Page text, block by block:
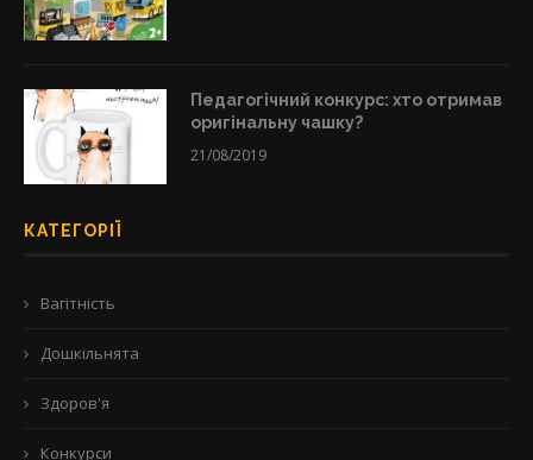
Педагогічний конкурс: хто отримав
оригінальну чашку?
21/08/2019
КАТЕГОРІЇ
Вагітність
Дошкільнята
Здоров'я
Конкурси